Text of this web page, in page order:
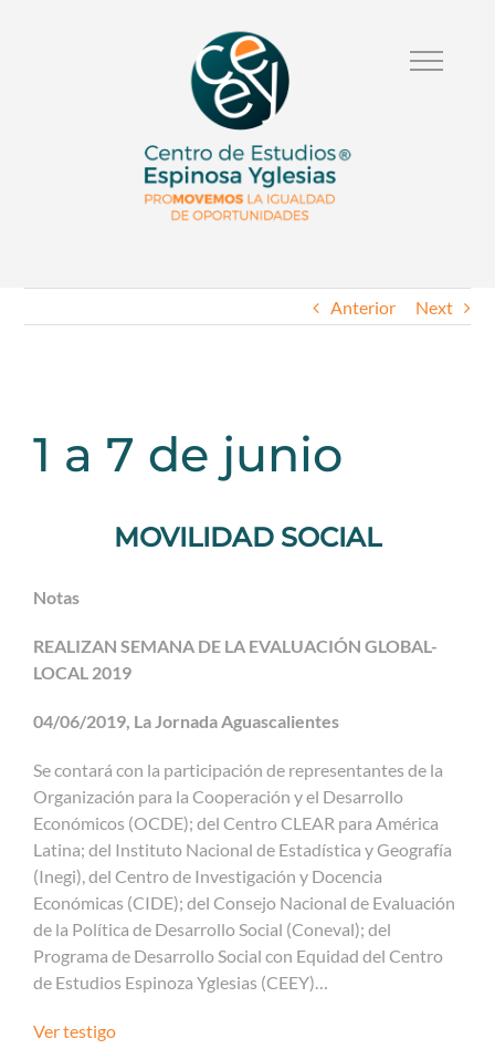
Anterior Next
1 a 7 de junio
MOVILIDAD SOCIAL
Notas
REALIZAN SEMANA DE LA EVALUACIÓN GLOBAL-
LOCAL 2019
04/06/2019, La Jornada Aguascalientes
Se contará con la participación de representantes de la
Organización para la Cooperación y el Desarrollo
Económicos (OCDE); del Centro CLEAR para América
Latina; del Instituto Nacional de Estadística y Geografía
(Inegi), del Centro de Investigación y Docencia
Económicas (CIDE); del Consejo Nacional de Evaluación
de la Política de Desarrollo Social (Coneval); del
Programa de Desarrollo Social con Equidad del Centro
de Estudios Espinoza Yglesias (CEEY)…
Ver testigo